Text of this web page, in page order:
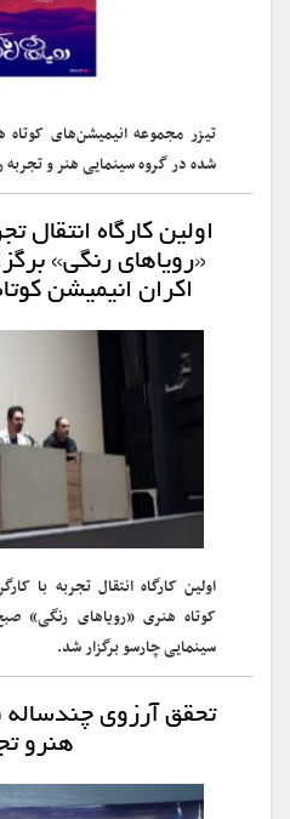
تیزر مجموعه انیمیشن‌‌های کوتاه
شده در گروه سینمایی هنر و تجربه
اولین کارگاه انتقال
«رویاهای رنگی»
اکران انیمیشن
اولین کارگاه انتقال تجربه با
سینمایی چارسو برگزار شد.
تحقق آرزوی چندساله
هنرو